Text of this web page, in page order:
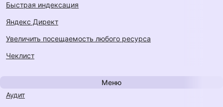
быстрая индексация
Яндекс Директ
увеличить посещаемость любого ресурса
Чеклист
Меню
Аудит